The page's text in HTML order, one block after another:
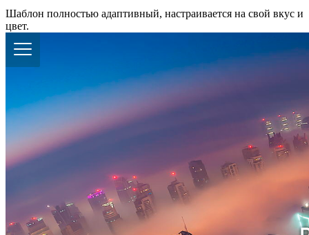
Шаблон полностью адаптивный, настраивается на свой вкус и
цвет.